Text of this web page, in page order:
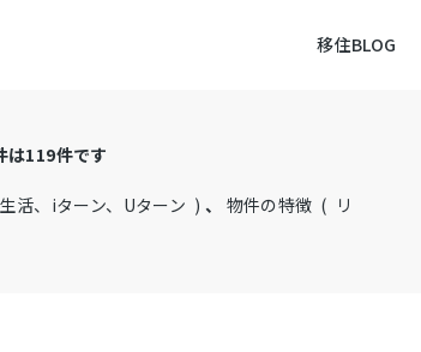
移住BLOG
は119件です
活、iターン、Uターン ) 、 物件の特徴 ( リ